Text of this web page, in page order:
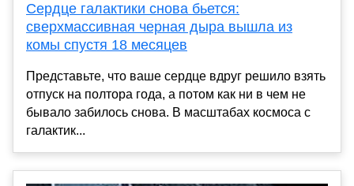
Сердце галактики снова бьется:
сверхмассивная черная дыра вышла из
комы спустя 18 месяцев
Представьте, что ваше сердце вдруг решило взять
отпуск на полтора года, а потом как ни в чем не
бывало забилось снова. В масштабах космоса с
галактик...